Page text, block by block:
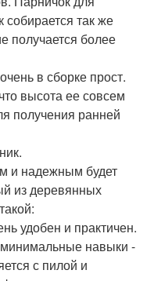
так же
получается более
в сборке прост.
высота ее совсем
получения ранней
и надежным будет
из деревянных
удобен и практичен.
минимальные навыки -
с пилой и